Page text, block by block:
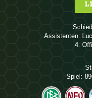
Assistenten:
4.
Spiel: